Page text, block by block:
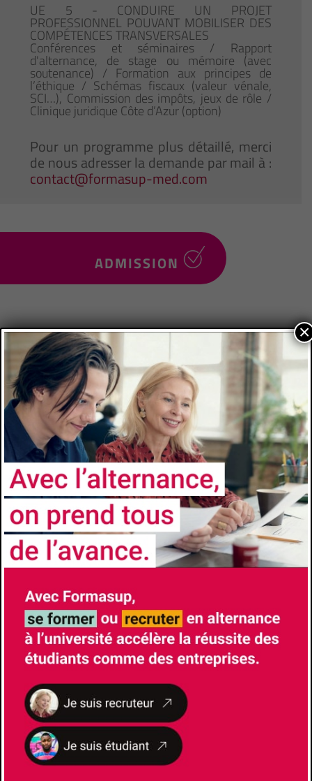
UE 5 - CONDUIRE UN PROJET
PROFESSIONNEL POUVANT MOBILISER DES
COMPÉTENCES TRANSVERSALES
Conférences et séminaires / Rapport
d'alternance, de stage ou mémoire (avec
soutenance) / Formation aux principes de
l’éthique / Schémas fiscaux (valeur vénale,
SCI…), Commission des impôts, jeux de rôle /
Clinique juridique Côte d’Azur (option)
Pour un programme plus détaillé, merci
de nous adresser la demande par mail à :
contact@formasup-med.com
ADMISSION
Niveau d’accès
3e année
Prérequis
Le M1 est ouvert aux titulaires : d’une licence
de droit ou tout autre diplôme jugé équivalent
Le M2 est ouvert aux titulaires : d'un master 1
droit et procédures fiscales de l’entreprise ou
d'un master 1 de droit ou d'un master 1 de
sciences économiques et de gestion ou d'un
autre diplôme jugé équivalent : MSTCF, A.E.S.,
I.U.P. (de préférence avec parcours "juriste
d'entreprise") ou d'un diplôme d'école
supérieure de commerce (notamment EDHEC)
ou du diplôme supérieur de comptabilité et de
gestion (DSCG) en vue de l'expertise
comptable Possibilités de VAE (validation des
des acquis professionnels)
Comment candidater
https://univ-cotedazur.fr/offre-de-
formation/parcours-droit-et-procedures-
fiscales-de-lentreprise
Les avantages de l'alternance
Formation à l’école et formation chez
l’employeur- Insertion professionnelle accrue
à l’issue du diplôme- Diplôme Universitaires
reconnus et visés par l’État
×